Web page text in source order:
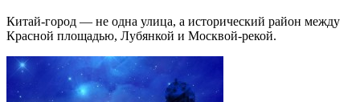
Китай-город — не одна улица, а исторический район между
Красной площадью, Лубянкой и Москвой-рекой.